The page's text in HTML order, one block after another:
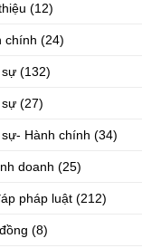
(12)
chính (24)
sự (132)
sự (27)
Hành chính (34)
doanh (25)
pháp luật (212)
(8)